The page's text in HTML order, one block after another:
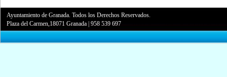
Ayuntamiento de Granada. Todos los Derechos Reservados.
Plaza del Carmen,18071 Granada |958 539 697